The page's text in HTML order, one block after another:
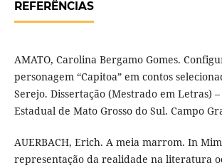
REFERÊNCIAS
AMATO, Carolina Bergamo Gomes.
personagem “Capitoa” em contos
Serejo. Dissertação (Mestrado em Letras)
Estadual de Mato Grosso do Sul. Campo
AUERBACH, Erich. A meia marrom. In
representação da realidade na literatura